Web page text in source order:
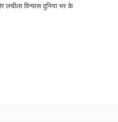
लचीला विन्यास दुनिया भर के